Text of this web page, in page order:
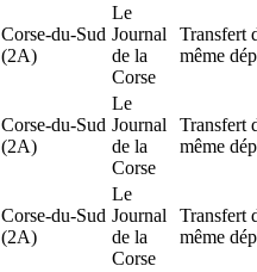
Corse-du-Sud
(2A)
Le
Journal
de la
Corse
Transfert
même
Corse-du-Sud
(2A)
Le
Journal
de la
Corse
Transfert
même
Corse-du-Sud
(2A)
Le
Journal
de la
Corse
Transfert
même